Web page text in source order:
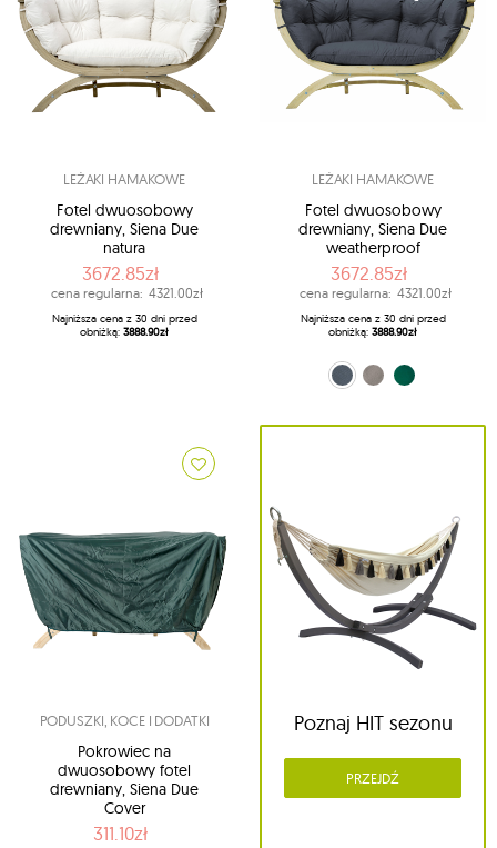
LEŻAKI HAMAKOWE
Fotel dwuosobowy
drewniany, Siena Due
natura
3672.85zł
cena regularna: 4321.00zł
Najniższa cena z 30 dni przed
obniżką: 3888.90zł
LEŻAKI HAMAKOWE
Fotel dwuosobowy
drewniany, Siena Due
weatherproof
3672.85zł
cena regularna: 4321.00zł
Najniższa cena z 30 dni przed
obniżką: 3888.90zł
szaro-czarny (Anthracite)
szary (Taupe)
zielony (Verde)
PODUSZKI, KOCE I DODATKI
Pokrowiec na
dwuosobowy fotel
drewniany, Siena Due
Cover
311.10zł
Poznaj HIT sezonu
PRZEJDŹ